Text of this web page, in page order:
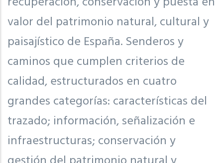
valor del patrimonio natural, cultural y
paisajístico de España. Senderos y
caminos que cumplen criterios de
calidad, estructurados en cuatro
grandes categorías: características del
trazado; información, señalización e
infraestructuras; conservación y